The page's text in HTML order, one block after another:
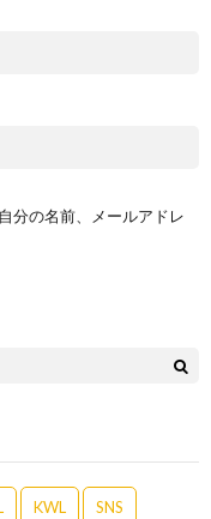
分の名前、メールアドレ
KWL SNS